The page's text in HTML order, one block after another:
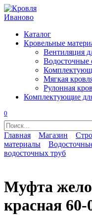
Перейти
к
Каталог
Кровельные
Вентиляция
Водосточные
Мягкая
Рулонная
Комплектующие
0
Search
for:
Главная Магазин
материалы
водосточных труб
Муфта
красная 60-